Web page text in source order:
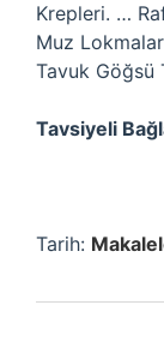
Krepleri. …
Muz
Tavuk Göğsü
Tavsiyeli
Tarih: